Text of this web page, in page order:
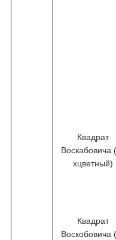
Квадрат
Воскабовича
хцветный)
Квадрат
Воскобовича